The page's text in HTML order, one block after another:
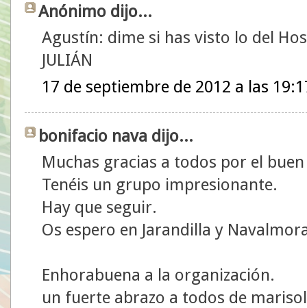
Anónimo dijo...
Agustín: dime si has visto lo del
JULIÁN
17 de septiembre de 2012 a las
bonifacio nava dijo...
Muchas gracias a todos por el
Tenéis un grupo impresionante.
Hay que seguir.
Os espero en Jarandilla y
Enhorabuena a la organización.
un fuerte abrazo a todos de